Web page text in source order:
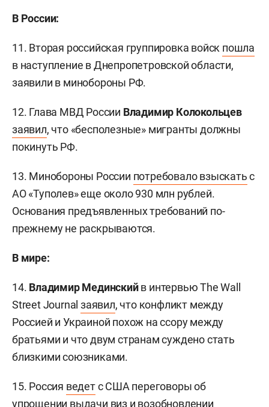
В России:
11. Вторая российская группировка войск пошла
в наступление в Днепропетровской области,
заявили в минобороны РФ.
12. Глава МВД России Владимир Колокольцев
заявил, что «бесполезные» мигранты должны
покинуть РФ.
13. Минобороны России потребовало взыскатьс
АО «Туполев» еще около 930 млн рублей.
Основания предъявленных требований по-
прежнему не раскрываются.
В мире:
14. Владимир Мединскийв интервью The Wall
Street Journalзаявил, что конфликт между
Россией и Украиной похож на ссору между
братьями и что двум странам суждено стать
близкими союзниками.
15. Россия ведетс США переговоры об
упрощении выдачи виз и возобновлении